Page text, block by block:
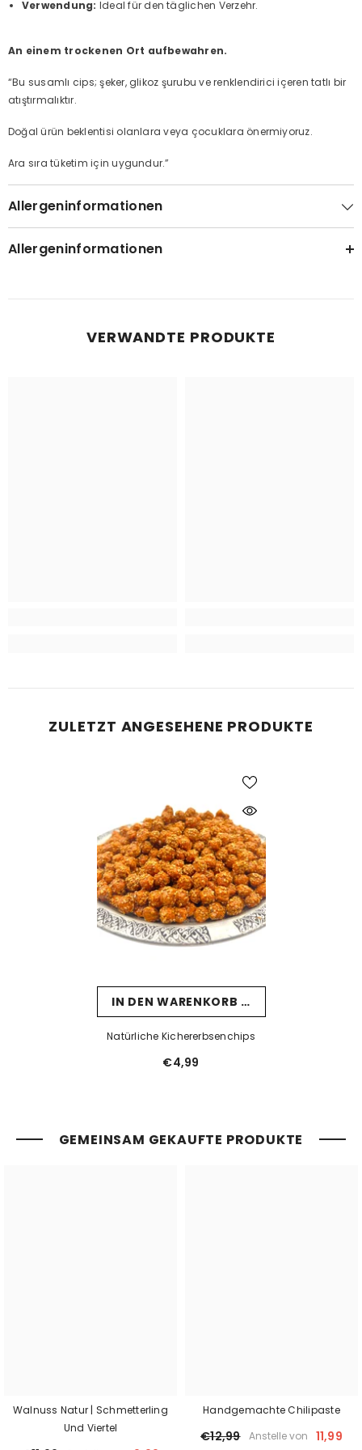
Verwendung: Ideal für den täglichen Verzehr.
An einem trockenen Ort aufbewahren.
“Bu susamlı cips; şeker, glikoz şurubu ve renklendirici içeren tatlı bir
atıştırmalıktır.
Doğal ürün beklentisi olanlara veya çocuklara önermiyoruz.
Ara sıra tüketim için uygundur.”
Allergeninformationen
Allergeninformationen
VERWANDTE PRODUKTE
ZULETZT ANGESEHENE PRODUKTE
IN DEN WARENKORB LEGEN
Natürliche Kichererbsenchips
€4,99
GEMEINSAM GEKAUFTE PRODUKTE
Walnuss Natur | Schmetterling
Und Viertel
Handgemachte Chilipaste
€12,99 Anstelle von 11,99